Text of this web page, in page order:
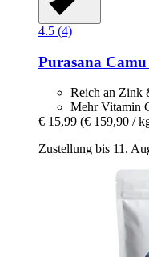
4.5 (4)
Purasana
Reich an Zink
Mehr Vitamin
€ 15,99 (€ 159,90 /
Zustellung bis 11.